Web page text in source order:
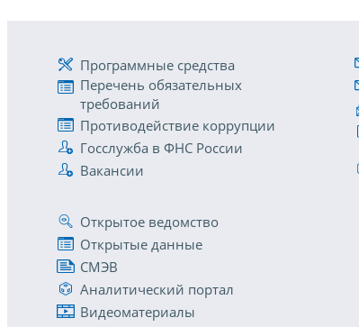
Программные средства
Перечень обязательных
требований
Противодействие коррупции
Госслужба в ФНС России
Вакансии
Открытое ведомство
Открытые данные
СМЭВ
Аналитический портал
Видеоматериалы